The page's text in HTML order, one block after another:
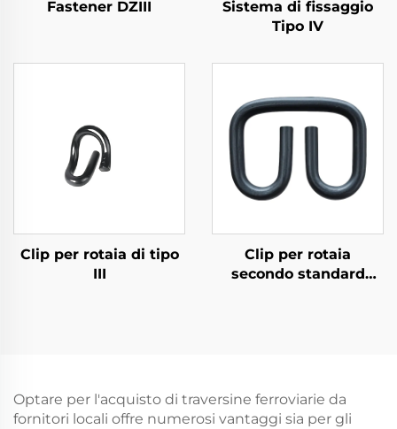
Fastener DZIII
Sistema di fissaggio
Tipo IV
Clip per rotaia di tipo
III
Clip per rotaia
secondo standard
Optare per l'acquisto di traversine ferroviarie da
fornitori locali offre numerosi vantaggi sia per gli